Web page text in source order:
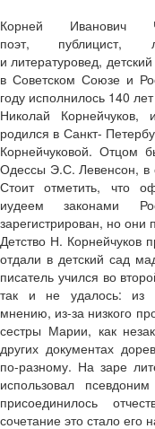
Корней Иванович
поэт, публицист,
и литературовед,
в Советском Союзе и
году исполнилось 140
Николай Корнейчуков,
родился в Санкт-
Корнейчуковой. Отцом
Одессы Э.С. Левенсон, в
Стоит отметить, что
иудеем законами
зарегистрирован, но они
Детство Н. Корнейчуков
отдали в детский сад
писатель учился во
так и не удалось: из
мнению, из-за низкого
сестры Марии, как
других документах
по-разному. На заре
использовал
присоединилось
сочетание это стало